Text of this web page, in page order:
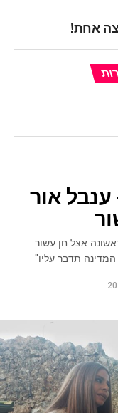
אחת!
אור
אצל חן עשור